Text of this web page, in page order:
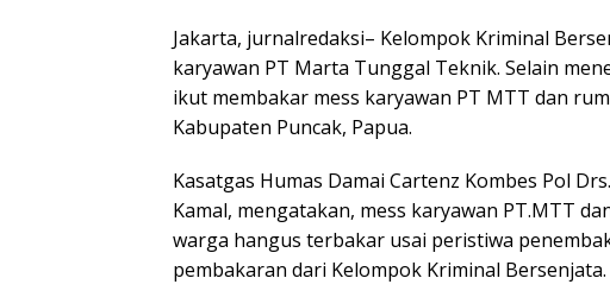
Jakarta, jurnalredaksi– Kelompok Kriminal
karyawan PT Marta Tunggal Teknik. Selain
ikut membakar mess karyawan PT MTT dan
Kabupaten Puncak, Papua.
Kasatgas Humas Damai Cartenz Kombes Pol
Kamal, mengatakan, mess karyawan PT.MTT
warga hangus terbakar usai peristiwa
pembakaran dari Kelompok Kriminal Bersenjata.